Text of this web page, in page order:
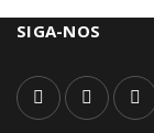
SIGA-NOS